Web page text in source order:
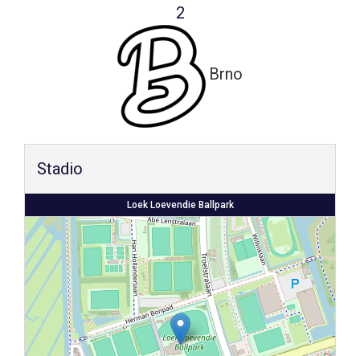
2
Brno
Stadio
Loek Loevendie Ballpark